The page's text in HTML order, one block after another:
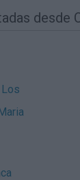
desde